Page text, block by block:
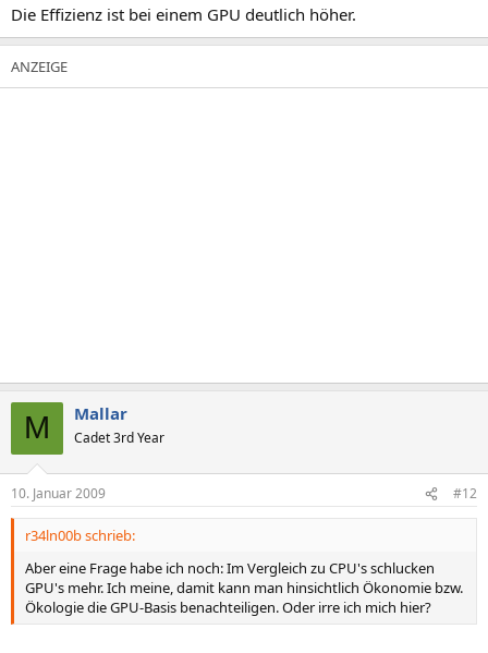
Die Effizienz ist bei einem GPU deutlich höher.
M Mallar
Cadet 3rd Year
10. Januar 2009 #12
r34ln00b schrieb:
Aber eine Frage habe ich noch: Im Vergleich zu CPU's schlucken
GPU's mehr. Ich meine, damit kann man hinsichtlich Ökonomie bzw.
Ökologie die GPU-Basis benachteiligen. Oder irre ich mich hier?